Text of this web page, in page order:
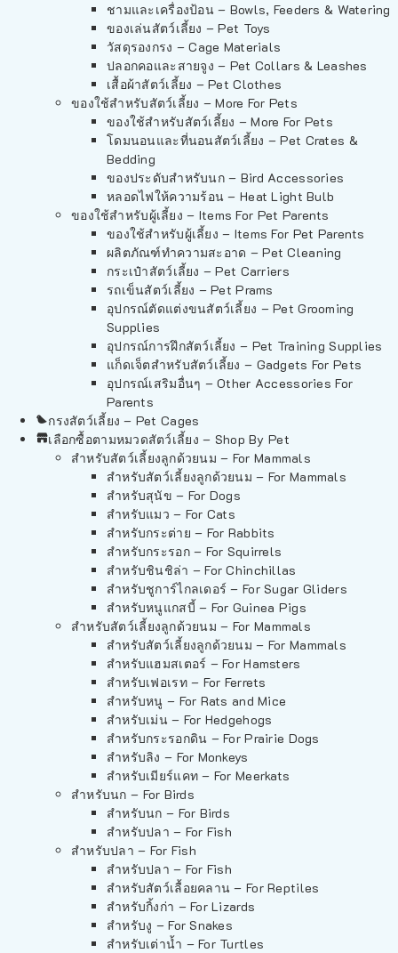
ชามและเครื่องป้อน – Bowls, Feeders & Watering
ของเล่นสัตว์เลี้ยง – Pet Toys
วัสดุรองกรง – Cage Materials
ปลอกคอและสายจูง – Pet Collars & Leashes
เสื้อผ้าสัตว์เลี้ยง – Pet Clothes
ของใช้สำหรับสัตว์เลี้ยง – More For Pets
ของใช้สำหรับสัตว์เลี้ยง – More For Pets
โดมนอนและที่นอนสัตว์เลี้ยง – Pet Crates &
Bedding
ของประดับสำหรับนก – Bird Accessories
หลอดไฟให้ความร้อน – Heat Light Bulb
ของใช้สำหรับผู้เลี้ยง – Items For Pet Parents
ของใช้สำหรับผู้เลี้ยง – Items For Pet Parents
ผลิตภัณฑ์ทำความสะอาด – Pet Cleaning
กระเป๋าสัตว์เลี้ยง – Pet Carriers
รถเข็นสัตว์เลี้ยง – Pet Prams
อุปกรณ์ตัดแต่งขนสัตว์เลี้ยง – Pet Grooming
Supplies
อุปกรณ์การฝึกสัตว์เลี้ยง – Pet Training Supplies
แก็ดเจ็ตสำหรับสัตว์เลี้ยง – Gadgets For Pets
อุปกรณ์เสริมอื่นๆ – Other Accessories For
Parents
กรงสัตว์เลี้ยง – Pet Cages
เลือกซื้อตามหมวดสัตว์เลี้ยง – Shop By Pet
สำหรับสัตว์เลี้ยงลูกด้วยนม – For Mammals
สำหรับสัตว์เลี้ยงลูกด้วยนม – For Mammals
สำหรับสุนัข – For Dogs
สำหรับแมว – For Cats
สำหรับกระต่าย – For Rabbits
สำหรับกระรอก – For Squirrels
สำหรับชินชิล่า – For Chinchillas
สำหรับชูการ์ไกลเดอร์ – For Sugar Gliders
สำหรับหนูแกสบี้ – For Guinea Pigs
สำหรับสัตว์เลี้ยงลูกด้วยนม – For Mammals
สำหรับสัตว์เลี้ยงลูกด้วยนม – For Mammals
สำหรับแฮมสเตอร์ – For Hamsters
สำหรับเฟอเรท – For Ferrets
สำหรับหนู – For Rats and Mice
สำหรับเม่น – For Hedgehogs
สำหรับกระรอกดิน – For Prairie Dogs
สำหรับลิง – For Monkeys
สำหรับเมียร์แคท – For Meerkats
สำหรับนก – For Birds
สำหรับนก – For Birds
สำหรับปลา – For Fish
สำหรับปลา – For Fish
สำหรับปลา – For Fish
สำหรับสัตว์เลื้อยคลาน – For Reptiles
สำหรับกิ้งก่า – For Lizards
สำหรับงู – For Snakes
สำหรับเต่าน้ำ – For Turtles